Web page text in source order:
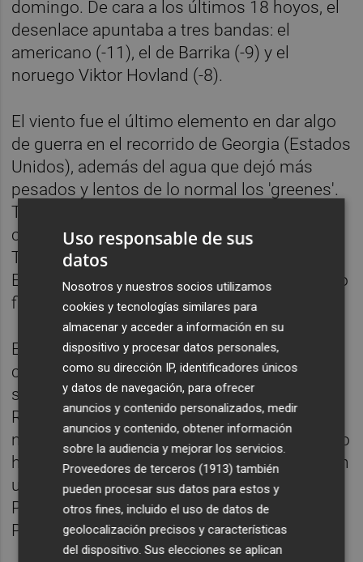
domingo. De cara a los últimos 18 hoyos, el
desenlace apuntaba a tres bandas: el
americano (-11), el de Barrika (-9) y el
noruego Viktor Hovland (-8).
El viento fue el último elemento en dar algo
de guerra en el recorrido de Georgia (Estados
Unidos), además del agua que dejó más
pesados y lentos de lo normal los 'greenes'.
Tocaba hilar fino y, después de lo visto esta
campaña, con Rahm luciéndose en el Sentry
Tournament of Champions, The American
Express y el Genesis Invitational, el resultado
final no puede llamarse sorpresa.
El vasco manejó la ronda decisiva con
cabeza, viendo además que Koepka no iba
sobrado, y apretó cuando olió la sangre.
Rahm se subió al liderato en el sexto hoyo y
no descuidó una victoria ilustre, concentrado
hasta disfrutar la gloria en el 'green' del 18 en
una fecha señalada. Los estadounidenses
Phil Mickelson (-8), Jordan Spieth (-7) y
Patrick Reed (-7) completaron el 'Top 5'.
Uso responsable de sus
datos
Nosotros y nuestros socios utilizamos
cookies y tecnologías similares para
almacenar y acceder a información en su
dispositivo y procesar datos personales,
como su dirección IP, identificadores únicos
y datos de navegación, para ofrecer
anuncios y contenido personalizados, medir
anuncios y contenido, obtener información
sobre la audiencia y mejorar los servicios.
Proveedores de terceros (1913) también
pueden procesar sus datos para estos y
otros fines, incluido el uso de datos de
geolocalización precisos y características
del dispositivo. Sus elecciones se aplican